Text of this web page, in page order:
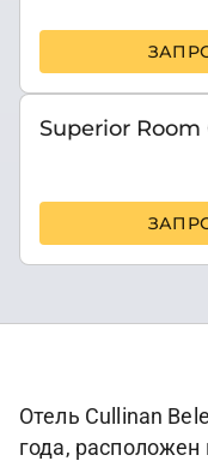
Superior Room
Отель Cullinan
года,